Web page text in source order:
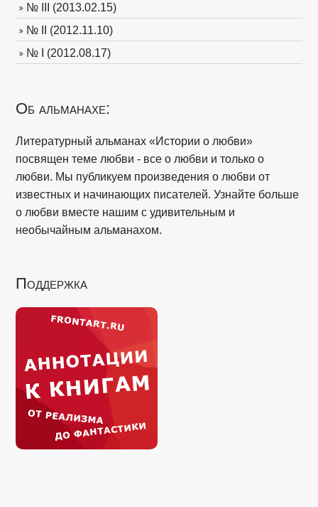
№ III (2013.02.15)
№ II (2012.11.10)
№ I (2012.08.17)
Об альманахе:
Литературный альманах «Истории о любви»
посвящен теме любви - все о любви и только о
любви. Мы публикуем произведения о любви от
известных и начинающих писателей. Узнайте больше
о любви вместе нашим с удивительным и
необычайным альманахом.
Поддержка